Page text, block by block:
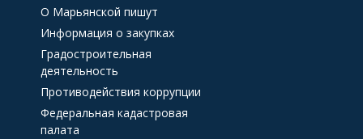
О Марьянской пишут
Информация о закупках
Градостроительная
деятельность
Противодействия коррупции
Федеральная кадастровая
палата